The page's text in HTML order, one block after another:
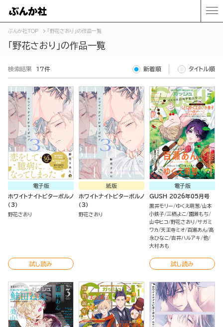
ぶんか社TOP 「野花さおり」の作品一覧
「野花さおり」の作品一覧
検索結果 17件 新着順 タイトル順
電子版
ホワイトナイトビターポルノ
（3）
野花さおり
試し読み
紙版
ホワイトナイトビターポルノ
（３）
野花さおり
電子版
GUSH 2026年05月号
黒井モリー ゆくえ萌葱 山本
小鉄子 三栖よこ
園瀬もち
山中ヒコ 野花さおり
サガミ
ワカ 天王寺ミオ 百瀬あん 高
永ひなこ 吉井ハルアキ 他
大村あも
試し読み